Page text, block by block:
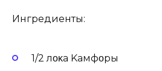
Ингредиенты:
1/2 лοҗκа Kамфοры